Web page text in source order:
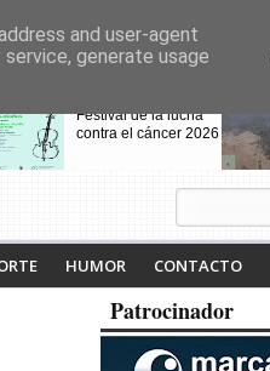
Festival de la lucha
contra el cáncer 2026
Calañas celebra la VII
Tejero" y la
proyección de la
pasada ruta
HUMOR CONTACTO
Patrocinador
and user-agent
generate usage